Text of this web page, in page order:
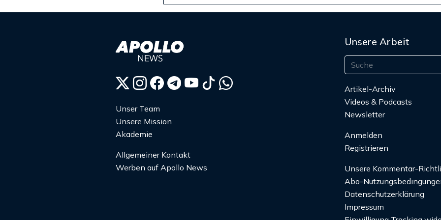
Unser Team
Unsere Mission
Akademie
Allgemeiner Kontakt
Werben auf Apollo News
Unsere Arbeit
Artikel-Archiv
Videos & Podcasts
Newsletter
Anmelden
Registrieren
Unsere Kommentar-
Abo-
Datenschutzerklärung
Impressum